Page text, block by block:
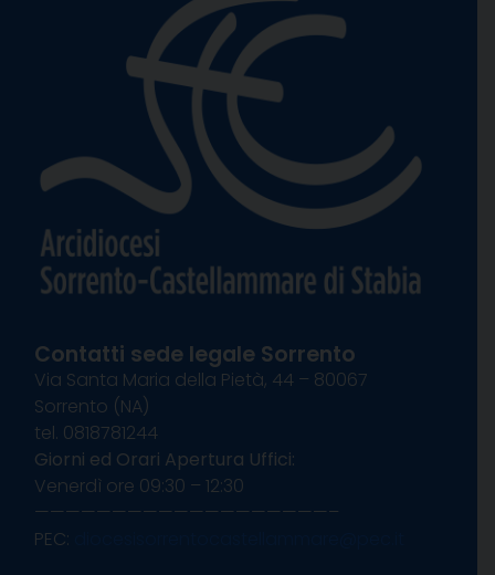
Contatti sede legale Sorrento
Via Santa Maria della Pietà, 44 – 80067
Sorrento (NA)
tel. 0818781244
Giorni ed Orari Apertura Uffici:
Venerdì ore 09:30 – 12:30
———————————————————–
PEC: